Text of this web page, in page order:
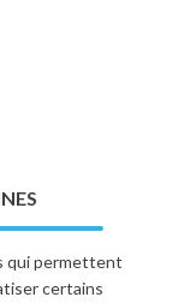
qui permettent
certains